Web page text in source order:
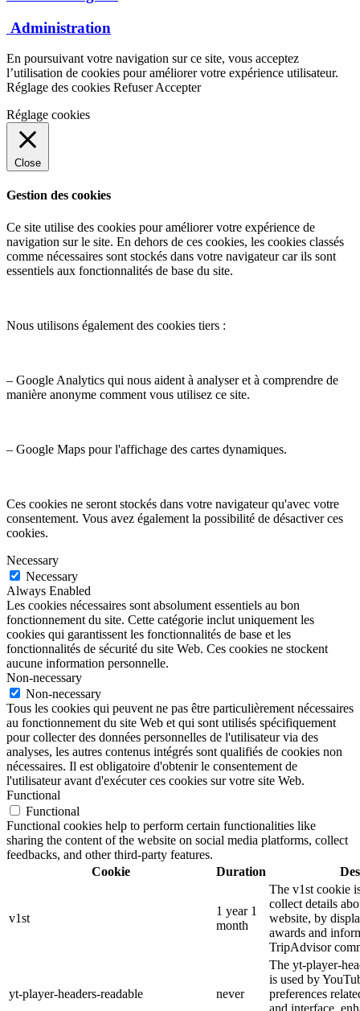
Administration
En poursuivant votre navigation sur ce site, vous acceptez
l’utilisation de cookies pour améliorer votre expérience utilisateur.
Réglage des cookies Refuser Accepter
Réglage cookies
Close
Gestion des cookies
Ce site utilise des cookies pour améliorer votre expérience de
navigation sur le site. En dehors de ces cookies, les cookies classés
comme nécessaires sont stockés dans votre navigateur car ils sont
essentiels aux fonctionnalités de base du site.
Nous utilisons également des cookies tiers :
– Google Analytics qui nous aident à analyser et à comprendre de
manière anonyme comment vous utilisez ce site.
– Google Maps pour l'affichage des cartes dynamiques.
Ces cookies ne seront stockés dans votre navigateur qu'avec votre
consentement. Vous avez également la possibilité de désactiver ces
cookies.
Necessary
Necessary
Always Enabled
Les cookies nécessaires sont absolument essentiels au bon
fonctionnement du site. Cette catégorie inclut uniquement les
cookies qui garantissent les fonctionnalités de base et les
fonctionnalités de sécurité du site Web. Ces cookies ne stockent
aucune information personnelle.
Non-necessary
Non-necessary
Tous les cookies qui peuvent ne pas être particulièrement nécessaires
au fonctionnement du site Web et qui sont utilisés spécifiquement
pour collecter des données personnelles de l'utilisateur via des
analyses, les autres contenus intégrés sont qualifiés de cookies non
nécessaires. Il est obligatoire d'obtenir le consentement de
l'utilisateur avant d'exécuter ces cookies sur votre site Web.
Functional
Functional
Functional cookies help to perform certain functionalities like
sharing the content of the website on social media platforms, collect
feedbacks, and other third-party features.
Cookie
Duration
v1st
1 year 1
month
The v1st cookie
collect details
website, by
awards and
TripAdvisor
yt-player-headers-readable never
The yt-player-
is used by
preferences
and interface,